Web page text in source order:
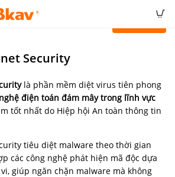
Security
là phần mềm diệt virus tiên phong
điện toán đám mây trong lĩnh vực
tốt nhất do Hiệp hội An toàn thông tin
tiêu diệt malware theo thời gian
các công nghệ phát hiện mã độc dựa
giúp ngăn chặn malware mà không